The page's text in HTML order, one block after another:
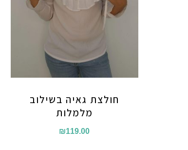
חולצת גאיה בשילוב
מלמלות
₪119.00